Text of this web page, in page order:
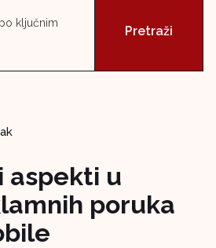
ključnim
aspekti u
poruka